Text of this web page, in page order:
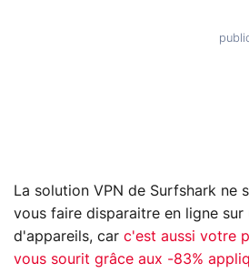
La solution VPN de Surfshark ne
vous faire disparaitre en ligne
d'appareils, car c'est aussi votre
vous sourit grâce aux -83%